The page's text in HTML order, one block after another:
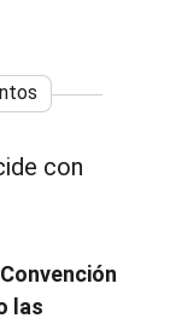
con
las